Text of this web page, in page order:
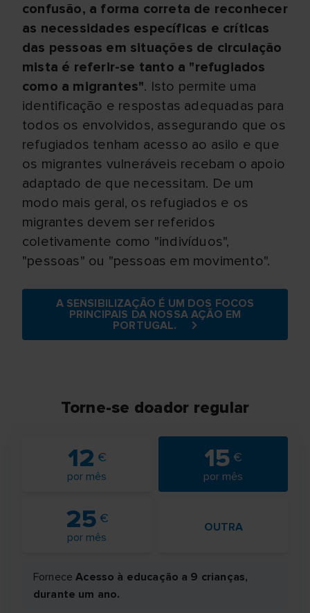
confusão, a forma correta de reconhecer
as necessidades específicas e críticas
das pessoas em situações de circulação
mista é referir-se tanto a "refugiados
como a migrantes". Isto permite uma
identificação e respostas adequadas para
todos os envolvidos, assegurando que os
refugiados tenham acesso ao asilo e que
os migrantes vulneráveis recebam o apoio
adaptado de que necessitam. De um
modo mais geral, os refugiados e os
migrantes devem ser referidos
coletivamente como "indivíduos",
"pessoas" ou "pessoas em movimento".
A SENSIBILIZAÇÃO É UM DOS FOCOS
PRINCIPAIS DA NOSSA AÇÃO EM
PORTUGAL.
Torne-se doador regular
12
por mês
15
por mês
25
por mês
OUTRA
ForneceAcesso à educação a 9 crianças,
durante um ano.